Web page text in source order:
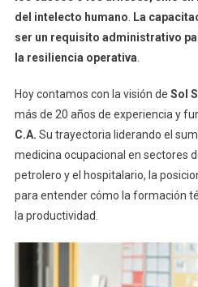
del intelecto humano
La
ser un requisito administrativo
la resiliencia operativa
Hoy contamos con la visión de Sol
más de 20 años de experiencia y
C.A. Su trayectoria liderando el
medicina ocupacional en sectores
petrolero y el hospitalario, la
para entender cómo la formación
la productividad.